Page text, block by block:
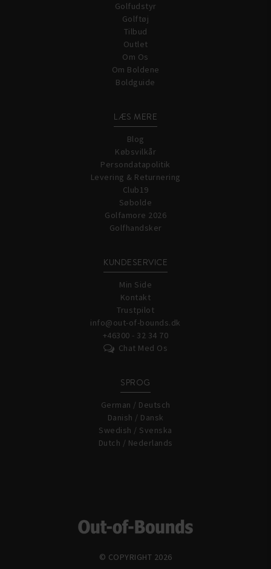
Golfudstyr
Golftøj
Tilbud
Outlet
Om Os
Om Boldene
Boldguide
LÆS MERE
Blog
Købsvilkår
Persondatapolitik
Levering & Returnering
Club19
Søbolde
Golfamore 2026
Golfhandsker
KUNDESERVICE
Min Side
Kontakt
Trustpilot
info@out-of-bounds.dk
+46300 - 32 34 70
Chat Med Os
SPROG
German / Deutsch
Danish / Dansk
Swedish / Svenska
Dutch / Nederlands
© COPYRIGHT 2026